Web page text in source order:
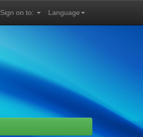
Language
Sign on to: